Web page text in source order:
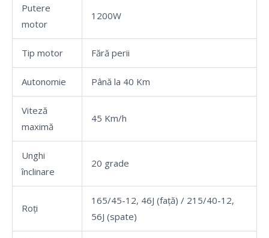
Putere
motor
1200W
Tip motor Fără perii
Autonomie Până la 40 Km
Viteză
maximă
45 Km/h
Unghi
înclinare
20 grade
Roți
165/45-12, 46J (față) / 215/40-12,
56J (spate)